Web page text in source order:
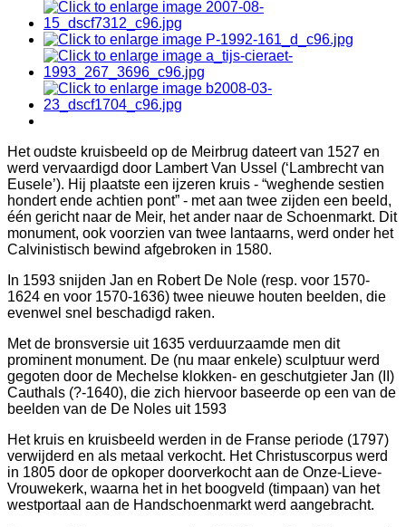
Het oudste kruisbeeld op de Meirbrug dateert van 1527 en
werd vervaardigd door Lambert Van Ussel (‘Lambrecht van
Eusele’). Hij plaatste een ijzeren kruis - “weghende sestien
hondert ende achtien pont” - met aan twee zijden een beeld,
één gericht naar de Meir, het ander naar de Schoenmarkt. Dit
monument, ook voorzien van twee lantaarns, werd onder het
Calvinistisch bewind afgebroken in 1580.
In 1593 snijden Jan en Robert De Nole (resp. voor 1570-
1624 en voor 1570-1636) twee nieuwe houten beelden, die
evenwel snel beschadigd raken.
Met de bronsversie uit 1635 verduurzaamde men dit
prominent monument. De (nu maar enkele) sculptuur werd
gegoten door de Mechelse klokken- en geschutgieter Jan (II)
Cauthals (?-1640), die zich hiervoor baseerde op een van de
beelden van de De Noles uit 1593
Het kruis en kruisbeeld werden in de Franse periode (1797)
verwijderd en als metaal verkocht. Het Christuscorpus werd
in 1805 door de opkoper doorverkocht aan de Onze-Lieve-
Vrouwekerk, waarna het in het boogveld (timpaan) van het
westportaal aan de Handschoenmarkt werd aangebracht.